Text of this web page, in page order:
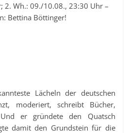
2. Wh.: 09./10.08., 23:30 Uhr –
Bettina Böttinger!
Lächeln der deutschen
moderiert, schreibt Bücher,
er gründete den Quatsch
damit den Grundstein für die